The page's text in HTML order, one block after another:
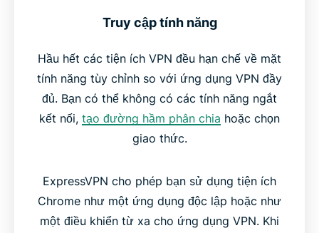
Truy cập tính năng
Hầu hết các tiện ích VPN đều hạn chế về mặt
tính năng tùy chỉnh so với ứng dụng VPN đầy
đủ. Bạn có thể không có các tính năng ngắt
kết nối, tạo đường hầm phân chia hoặc chọn
giao thức.
ExpressVPN cho phép bạn sử dụng tiện ích
Chrome như một ứng dụng độc lập hoặc như
một điều khiển từ xa cho ứng dụng VPN. Khi